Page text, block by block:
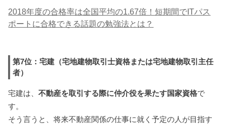
2018年度の合格率は全国平均の1.67倍！短期間でITパス
ポートに合格できる話題の勉強法とは？
第7位：宅建（宅地建物取引士資格または宅地建物取引主任
者）
宅建は、不動産を取引する際に仲介役を果たす国家資格で
す。
そう言うと、将来不動産関係の仕事に就く予定の人が目指す